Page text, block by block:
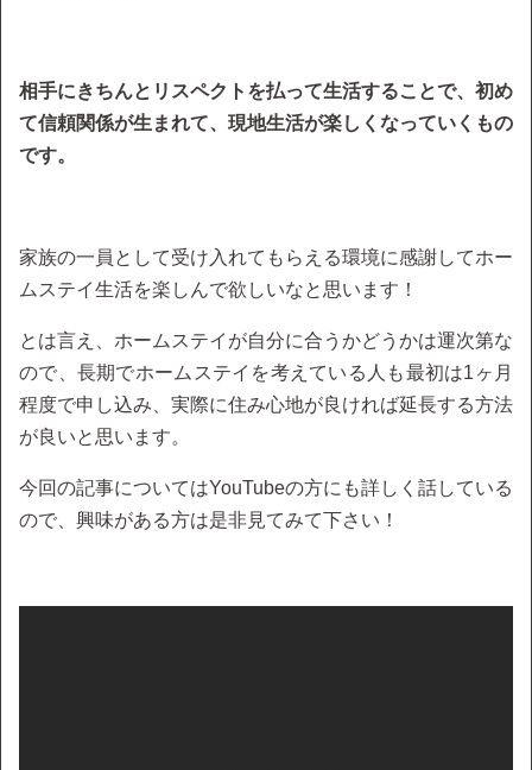
相手にきちんとリスペクトを払って生活することで、初め
て信頼関係が生まれて、現地生活が楽しくなっていくもの
です。
家族の一員として受け入れてもらえる環境に感謝してホー
ムステイ生活を楽しんで欲しいなと思います！
とは言え、ホームステイが自分に合うかどうかは運次第な
ので、長期でホームステイを考えている人も最初は1ヶ月
程度で申し込み、実際に住み心地が良ければ延長する方法
が良いと思います。
今回の記事についてはYouTubeの方にも詳しく話している
ので、興味がある方は是非見てみて下さい！